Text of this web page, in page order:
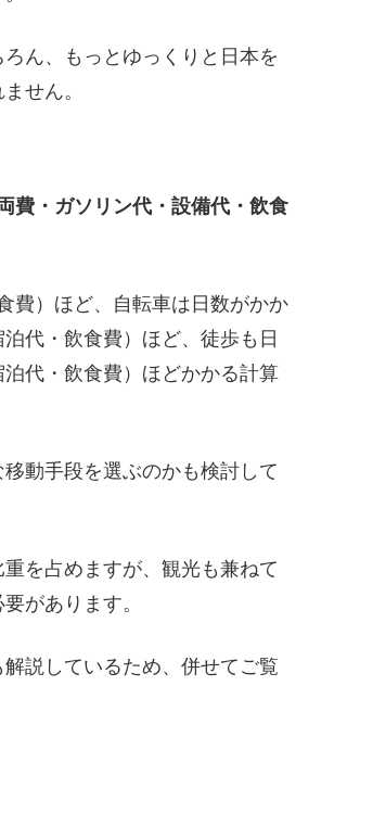
ん、もっとゆっくりと日本を
せん。
費・ガソリン代・設備代・飲食
費）ほど、自転車は日数がかか
代・飲食費）ほど、徒歩も日
代・飲食費）ほどかかる計算
動手段を選ぶのかも検討して
を占めますが、観光も兼ねて
があります。
説しているため、併せてご覧